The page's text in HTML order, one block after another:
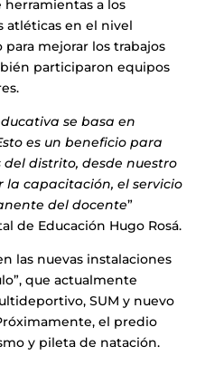
a los
atléticas en el nivel
mejorar los trabajos
participaron equipos
se basa en
es un beneficio para
distrito, desde nuestro
capacitación, el servicio
del docente”
de Educación Hugo Rosá.
las nuevas instalaciones
que actualmente
SUM y nuevo
el predio
y pileta de natación.